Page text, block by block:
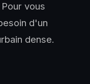
vous
d'un
dense.